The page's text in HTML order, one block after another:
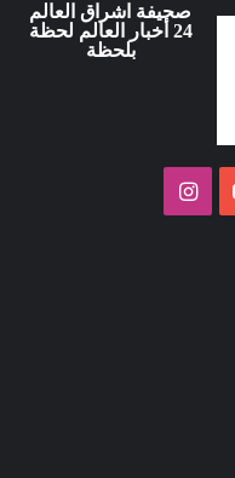
صحيفة اشراق العالم
24 أخبار العالم لحظة
بلحظة
‫YouTubeانستقرام